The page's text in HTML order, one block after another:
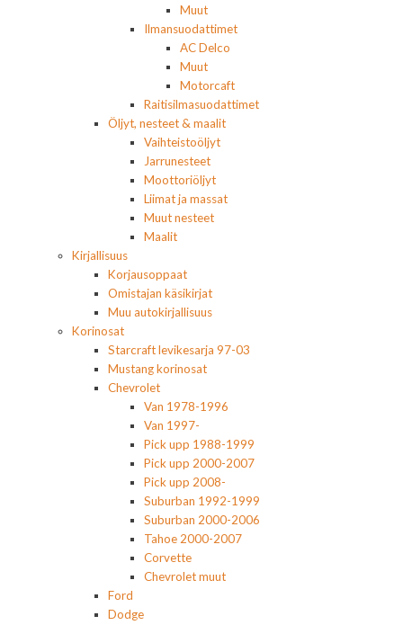
Muut
Ilmansuodattimet
AC Delco
Muut
Motorcaft
Raitisilmasuodattimet
Öljyt, nesteet & maalit
Vaihteistoöljyt
Jarrunesteet
Moottoriöljyt
Liimat ja massat
Muut nesteet
Maalit
Kirjallisuus
Korjausoppaat
Omistajan käsikirjat
Muu autokirjallisuus
Korinosat
Starcraft levikesarja 97-03
Mustang korinosat
Chevrolet
Van 1978-1996
Van 1997-
Pick upp 1988-1999
Pick upp 2000-2007
Pick upp 2008-
Suburban 1992-1999
Suburban 2000-2006
Tahoe 2000-2007
Corvette
Chevrolet muut
Ford
Dodge